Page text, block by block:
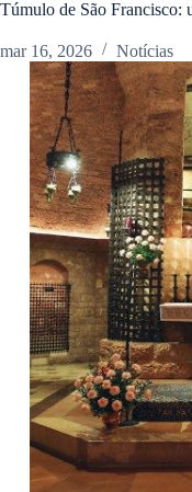
Túmulo de São Francisco:
mar 16, 2026 Notícias